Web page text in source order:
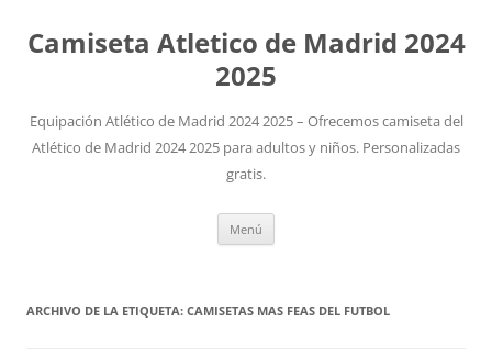
Camiseta Atletico de Madrid 2024
2025
Equipación Atlético de Madrid 2024 2025 – Ofrecemos camiseta del
Atlético de Madrid 2024 2025 para adultos y niños. Personalizadas
gratis.
Menú
ARCHIVO DE LA ETIQUETA: CAMISETAS MAS FEAS DEL FUTBOL